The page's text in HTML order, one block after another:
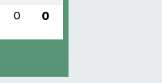
0 0